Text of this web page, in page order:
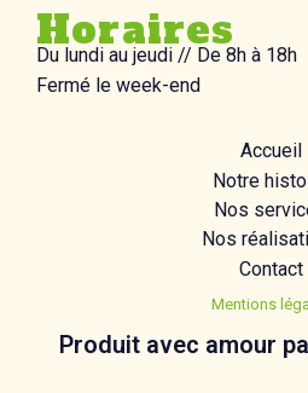
Horaires
Du lundi au jeudi // De 8h à 18h
Fermé le week-end
Accueil
Notre
Nos
Nos
Contact
Mentions
Produit avec amour